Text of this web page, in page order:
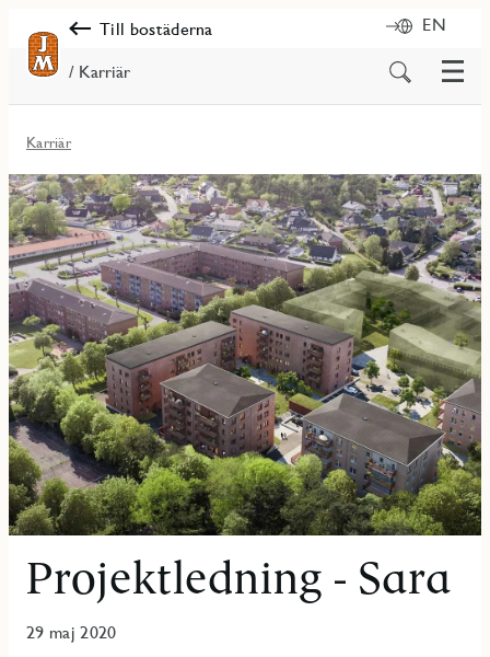
Till bostäderna EN
/ Karriär
Sök
innehåll
Meny
Karriär
Projektledning - Sara
29 maj 2020